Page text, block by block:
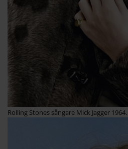
Rolling Stones sångare Mick Jagger